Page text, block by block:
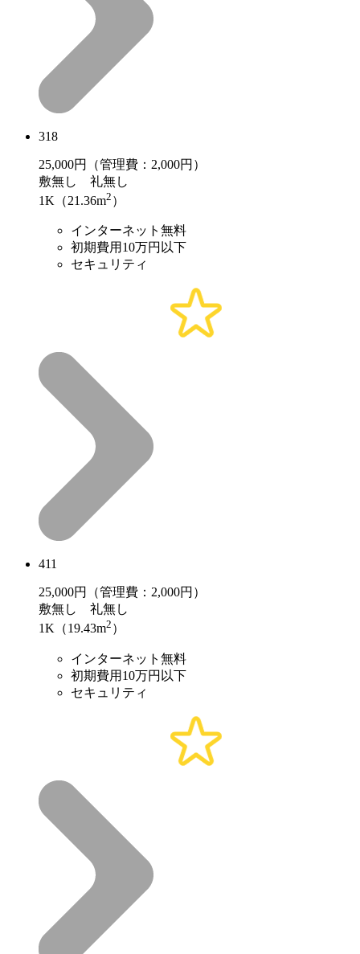
318
25,000円（管理費：2,000円）
敷無し 礼無し
1K（21.36m2 ）
インターネット無料
初期費用10万円以下
セキュリティ
411
25,000円（管理費：2,000円）
敷無し 礼無し
1K（19.43m2 ）
インターネット無料
初期費用10万円以下
セキュリティ